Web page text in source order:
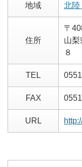
地域 北陸
住所
〒
山梨
８
TEL
FAX
URL